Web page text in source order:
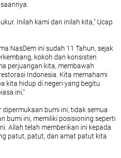
Inilah kami dan inilah kita," Ucap
NasDem ini sudah 11 Tahun, sejak
kokoh dan konsisten
perjuangan kita, membawah
Indonesia. Kita memahami
kita hidup di negeri yang begitu
ini,"
dipermukaan bumi ini, tidak semua
bumi ini, memiliki posisioning seperti
Allah telah memberikan ini kepada
patut, patut, dan amat patut kita